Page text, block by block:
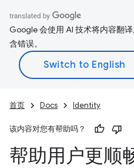
Google 会使用 AI 技术将内容翻
含错误。
首页 Docs Identity
该内容对您有帮助吗？
帮助用户更顺